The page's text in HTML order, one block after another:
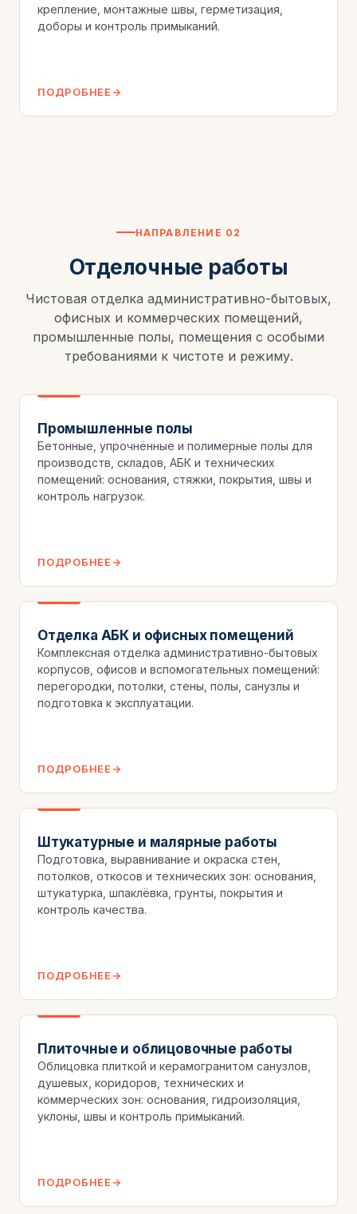
крепление, монтажные швы, герметизация,
доборы и контроль примыканий.
ПОДРОБНЕЕ
НАПРАВЛЕНИЕ 02
Отделочные работы
Чистовая отделка административно-бытовых,
офисных и коммерческих помещений,
промышленные полы, помещения с особыми
требованиями к чистоте и режиму.
Промышленные полы
Бетонные, упрочнённые и полимерные полы для
производств, складов, АБК и технических
помещений: основания, стяжки, покрытия, швы и
контроль нагрузок.
ПОДРОБНЕЕ
Отделка АБК и офисных помещений
Комплексная отделка административно-бытовых
корпусов, офисов и вспомогательных помещений:
перегородки, потолки, стены, полы, санузлы и
подготовка к эксплуатации.
ПОДРОБНЕЕ
Штукатурные и малярные работы
Подготовка, выравнивание и окраска стен,
потолков, откосов и технических зон: основания,
штукатурка, шпаклёвка, грунты, покрытия и
контроль качества.
ПОДРОБНЕЕ
Плиточные и облицовочные работы
Облицовка плиткой и керамогранитом санузлов,
душевых, коридоров, технических и
коммерческих зон: основания, гидроизоляция,
уклоны, швы и контроль примыканий.
ПОДРОБНЕЕ